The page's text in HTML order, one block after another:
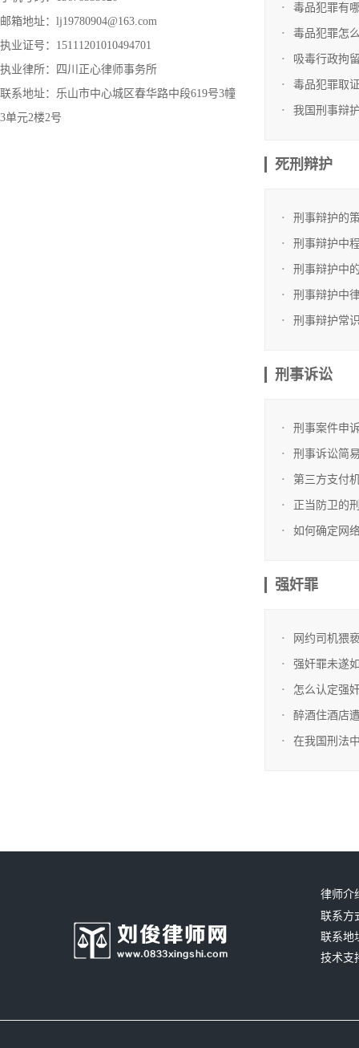
邮箱地址：lj19780904@163.com
执业证号：15111201010494701
执业律所：四川正心律师事务所
联系地址：乐山市中心城区春华路中段619号3幢
3单元2楼2号
毒品犯罪有
毒品犯罪怎
吸毒行政拘
毒品犯罪取
我国刑事辩
死刑辩护
刑事辩护的
刑事辩护中
刑事辩护中
刑事辩护中
刑事辩护常
刑事诉讼
刑事案件申
刑事诉讼简
第三方支付
正当防卫的
如何确定网
强奸罪
网约司机猥
强奸罪未遂
怎么认定强
醉酒住酒店
在我国刑法
律师介
联系方
联系地
技术支